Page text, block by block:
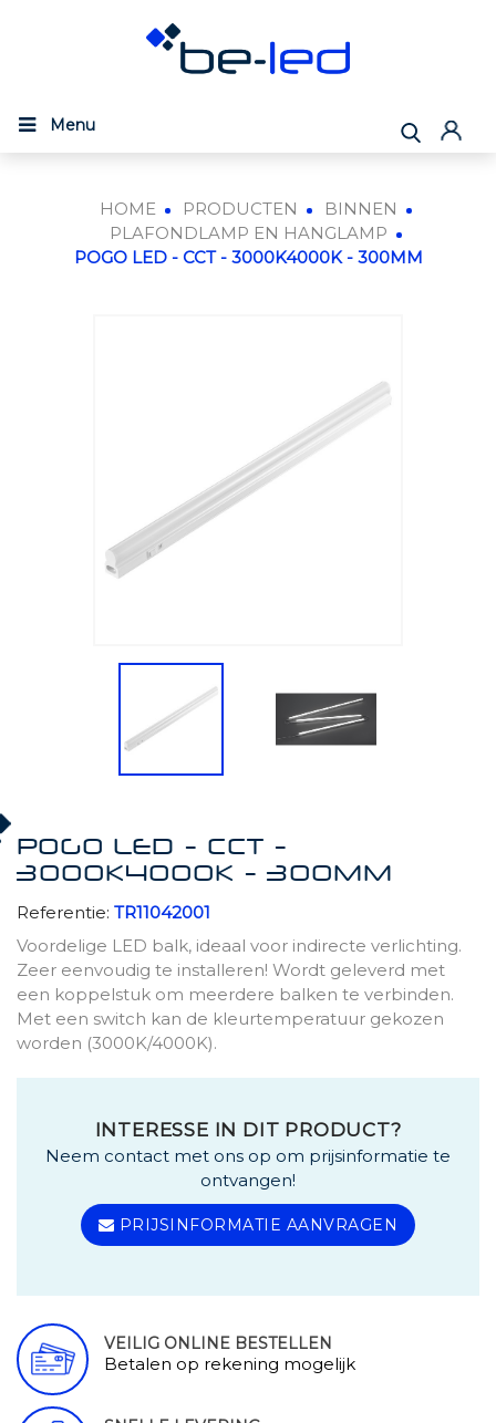
Menu
HOME PRODUCTEN
BINNEN
PLAFONDLAMP EN HANGLAMP
POGO LED - CCT - 3000K4000K - 300MM
POGO LED - CCT -
3000K4000K - 300MM
Referentie: TR11042001
Voordelige LED balk, ideaal voor indirecte verlichting.
Zeer eenvoudig te installeren! Wordt geleverd met
een koppelstuk om meerdere balken te verbinden.
Met een switch kan de kleurtemperatuur gekozen
worden (3000K/4000K).
INTERESSE IN DIT PRODUCT?
Neem contact met ons op om prijsinformatie te
ontvangen!
PRIJSINFORMATIE AANVRAGEN
VEILIG ONLINE BESTELLEN
Betalen op rekening mogelijk